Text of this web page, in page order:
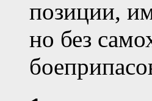
позиции,
но без